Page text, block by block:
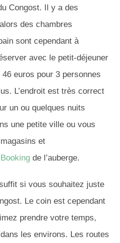
Congost. Il y a des
des chambres
sont cependant à
avec le petit-déjeuner
euros pour 3 personnes
L’endroit est très correct
un ou quelques nuits
une petite ville ou vous
et
de l’auberge.
si vous souhaitez juste
. Le coin est cependant
prendre votre temps,
les environs. Les routes